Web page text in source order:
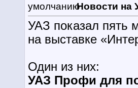
Новости на
УАЗ показал пять
на выставке
Один из них:
УАЗ Профи для